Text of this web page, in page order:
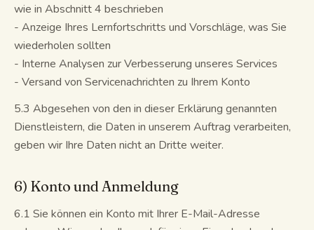
wie in Abschnitt 4 beschrieben
- Anzeige Ihres Lernfortschritts und Vorschläge, was Sie
wiederholen sollten
- Interne Analysen zur Verbesserung unseres Services
- Versand von Servicenachrichten zu Ihrem Konto
5.3 Abgesehen von den in dieser Erklärung genannten
Dienstleistern, die Daten in unserem Auftrag verarbeiten,
geben wir Ihre Daten nicht an Dritte weiter.
6) Konto und Anmeldung
6.1 Sie können ein Konto mit Ihrer E-Mail-Adresse